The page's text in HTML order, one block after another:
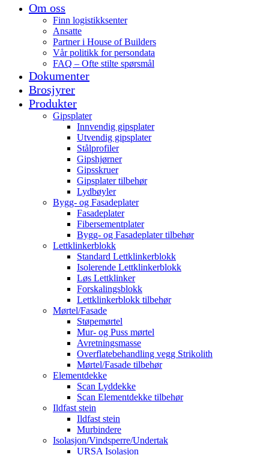
Om oss
Finn logistikksenter
Ansatte
Partner i House of Builders
Vår politikk for persondata
FAQ – Ofte stilte spørsmål
Dokumenter
Brosjyrer
Produkter
Gipsplater
Innvendig gipsplater
Utvendig gipsplater
Stålprofiler
Gipshjørner
Gipsskruer
Gipsplater tilbehør
Lydbøyler
Bygg- og Fasadeplater
Fasadeplater
Fibersementplater
Bygg- og Fasadeplater tilbehør
Lettklinkerblokk
Standard Lettklinkerblokk
Isolerende Lettklinkerblokk
Løs Lettklinker
Forskalingsblokk
Lettklinkerblokk tilbehør
Mørtel/Fasade
Støpemørtel
Mur- og Puss mørtel
Avretningsmasse
Overflatebehandling vegg Strikolith
Mørtel/Fasade tilbehør
Elementdekke
Scan Lyddekke
Scan Elementdekke tilbehør
Ildfast stein
Ildfast stein
Murbindere
Isolasjon/Vindsperre/Undertak
URSA Isolasjon